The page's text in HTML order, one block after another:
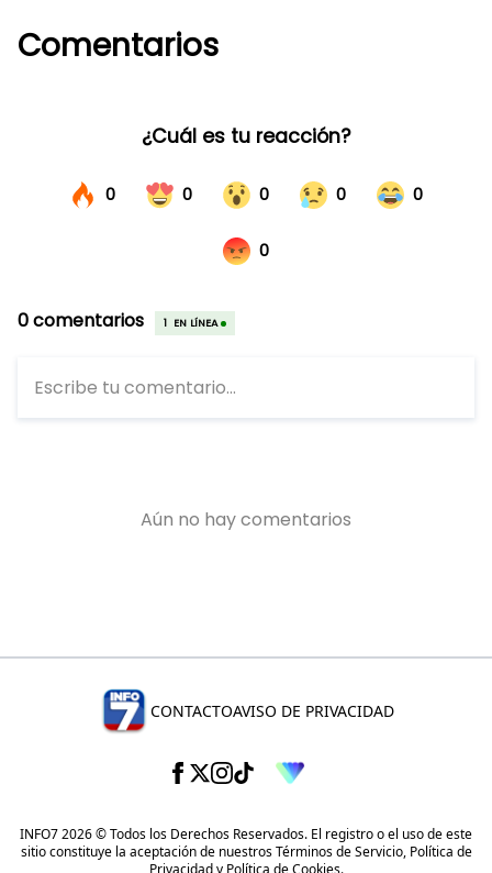
Comentarios
CONTACTOAVISO DE PRIVACIDAD
INFO7 2026 © Todos los Derechos Reservados. El registro o el uso de este
sitio constituye la aceptación de nuestrosTérminos de Servicio, Política de